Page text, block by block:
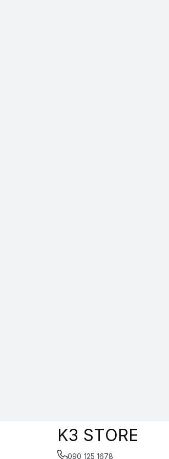
K3 STORE
090 125 1678